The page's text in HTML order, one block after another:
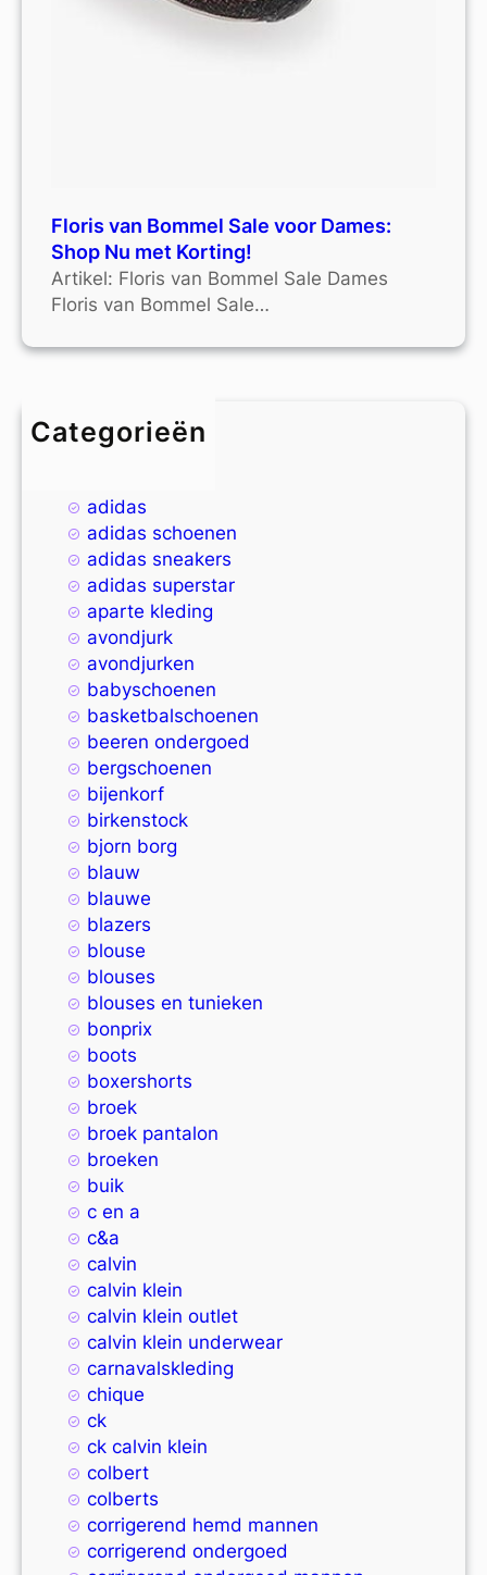
Floris van Bommel Sale voor Dames:
Shop Nu met Korting!
Artikel: Floris van Bommel Sale Dames
Floris van Bommel Sale…
Categorieën
4xl
adidas
adidas schoenen
adidas sneakers
adidas superstar
aparte kleding
avondjurk
avondjurken
babyschoenen
basketbalschoenen
beeren ondergoed
bergschoenen
bijenkorf
birkenstock
bjorn borg
blauw
blauwe
blazers
blouse
blouses
blouses en tunieken
bonprix
boots
boxershorts
broek
broek pantalon
broeken
buik
c en a
c&a
calvin
calvin klein
calvin klein outlet
calvin klein underwear
carnavalskleding
chique
ck
ck calvin klein
colbert
colberts
corrigerend hemd mannen
corrigerend ondergoed